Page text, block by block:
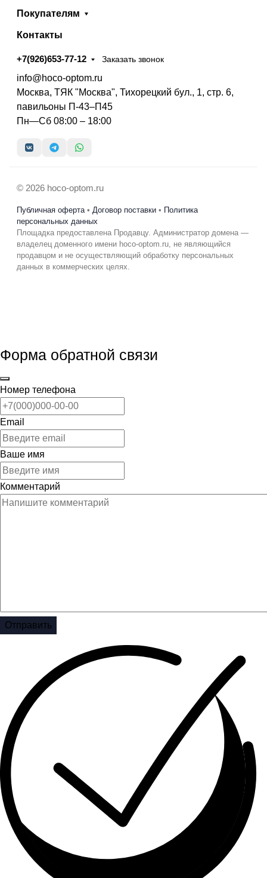
Покупателям
Контакты
+7(926)653-77-12 Заказать звонок
info@hoco-optom.ru
Москва, ТЯК "Москва", Тихорецкий бул., 1, стр. 6,
павильоны П-43–П45
Пн—Сб 08:00 – 18:00
© 2026 hoco-optom.ru
Публичная оферта• Договор поставки • Политика
персональных данных
Площадка предоставлена Продавцу. Администратор домена —
владелец доменного имени hoco-optom.ru, не являющийся
продавцом и не осуществляющий обработку персональных
данных в коммерческих целях.
Форма обратной связи
Номер телефона
Email
Ваше имя
Комментарий
Отправить